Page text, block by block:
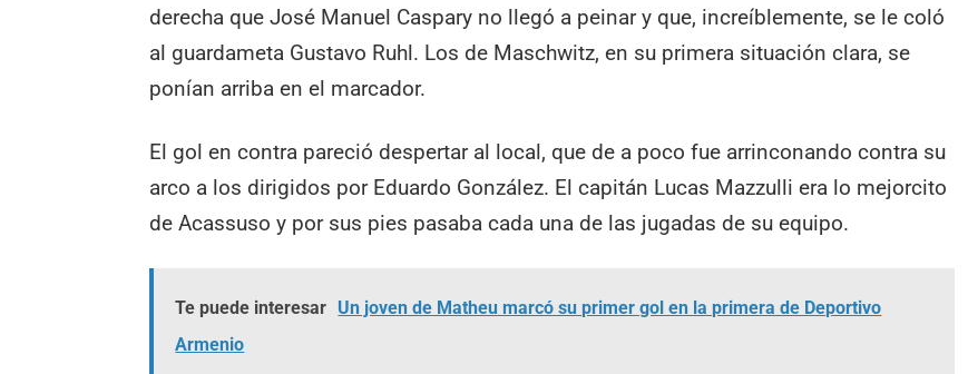
derecha que José Manuel Caspary no llegó a peinar y que, increíblemente, se le coló
al guardameta Gustavo Ruhl. Los de Maschwitz, en su primera situación clara, se
ponían arriba en el marcador.
El gol en contra pareció despertar al local, que de a poco fue arrinconando contra su
arco a los dirigidos por Eduardo González. El capitán Lucas Mazzulli era lo mejorcito
de Acassuso y por sus pies pasaba cada una de las jugadas de su equipo.
Te puede interesar Un joven de Matheu marcó su primer gol en la primera de Deportivo
Armenio